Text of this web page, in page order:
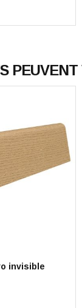
invisible